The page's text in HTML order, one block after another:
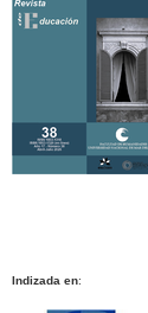
Indizada en: